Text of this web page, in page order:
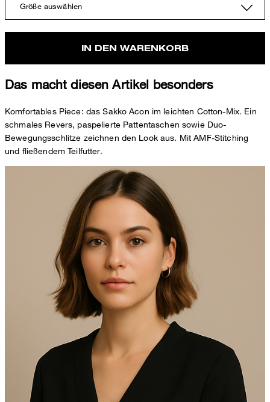
Größe auswählen
IN DEN WARENKORB
Das macht diesen Artikel besonders
Komfortables Piece: das Sakko Acon im leichten Cotton-Mix. Ein
schmales Revers, paspelierte Pattentaschen sowie Duo-
Bewegungsschlitze zeichnen den Look aus. Mit AMF-Stitching
und fließendem Teilfutter.